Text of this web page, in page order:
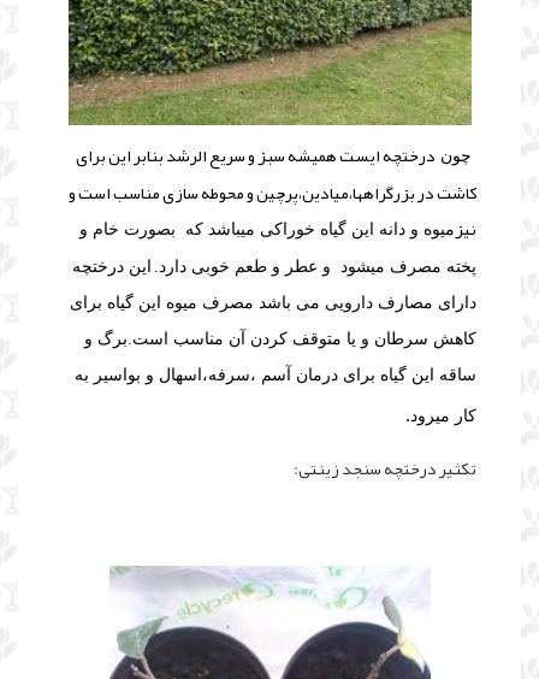
چون درختچه ایست همیشه سبز و سریع الرشد بنابر این برای
کاشت در بزرگراهها،میادین،پرچین و محوطه سازی مناسب است و
نیزمیوه و دانه این گیاه خوراکی میباشد که بصورت خام و
پخته مصرف میشود و عطر و طعم خوبی دارد. این درختچه
دارای مصارف دارویی می باشد مصرف میوه این گیاه برای
کاهش سرطان و یا متوقف کردن آن مناسب است.برگ و
ساقه این گیاه برای درمان آسم ،سرفه،اسهال و بواسیر به
کار میرود.
تکثیر درختچه سنجد زینتی: